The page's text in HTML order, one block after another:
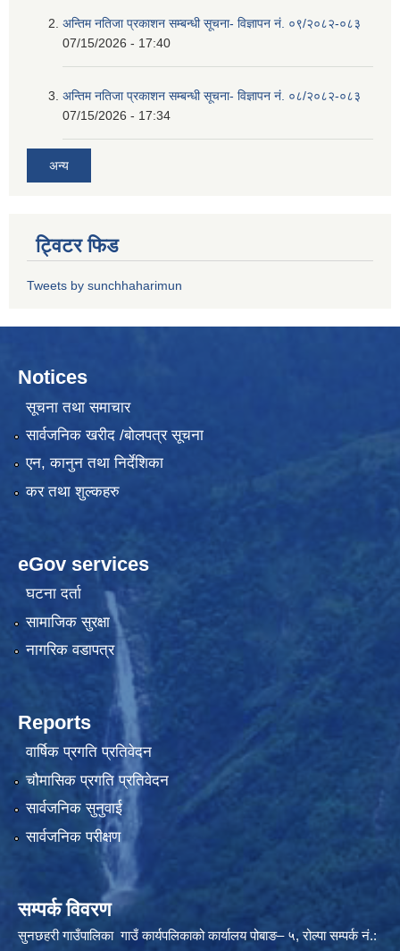
अन्तिम नतिजा प्रकाशन सम्बन्धी सूचना- विज्ञापन नं. ०९/२०८२-०८३
07/15/2026 - 17:40
अन्तिम नतिजा प्रकाशन सम्बन्धी सूचना- विज्ञापन नं. ०८/२०८२-०८३
07/15/2026 - 17:34
अन्य
ट्विटर फिड
Tweets by sunchhaharimun
Notices
सूचना तथा समाचार
सार्वजनिक खरीद /बोलपत्र सूचना
एन, कानुन तथा निर्देशिका
कर तथा शुल्कहरु
eGov services
घटना दर्ता
सामाजिक सुरक्षा
नागरिक वडापत्र
Reports
वार्षिक प्रगति प्रतिवेदन
चौमासिक प्रगति प्रतिवेदन
सार्वजनिक सुनुवाई
सार्वजनिक परीक्षण
सम्पर्क विवरण
सुनछहरी गाउँपालिका गाउँ कार्यपलिकाको कार्यालय पोबाङ– ५, रोल्पा सम्पर्क नं.: